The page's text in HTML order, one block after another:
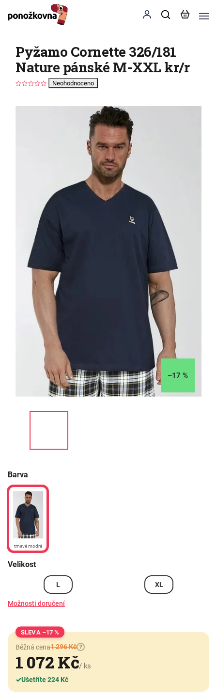
Pyžamo Cornette 326/181
Nature pánské M-XXL kr/r
Neohodnoceno
–17 %
Barva
tmavě modrá
Velikost
L XL
Možnosti doručení
–17 %
Běžná cena1 296 Kč ?
1 072 Kč/ ks
✓Ušetříte 224 Kč